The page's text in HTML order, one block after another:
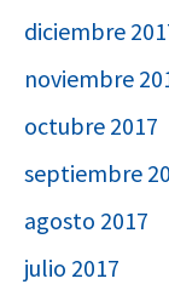
diciembre
noviembre
octubre 2017
septiembre
agosto 2017
julio 2017